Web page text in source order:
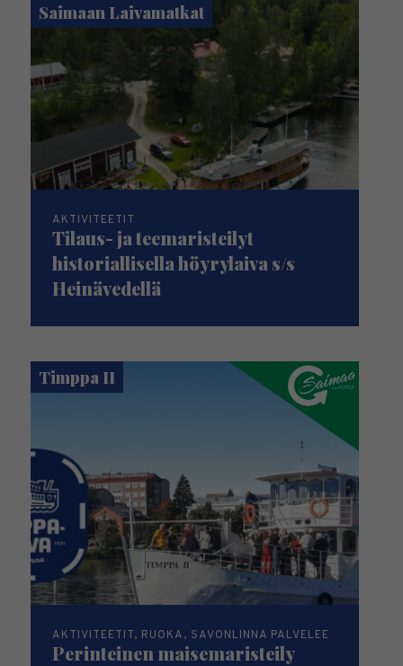
Saimaan Laivamatkat
AKTIVITEETIT
Tilaus- ja teemaristeilyt
historiallisella höyrylaiva s/s
Heinävedellä
Timppa II
AKTIVITEETIT, RUOKA, SAVONLINNA PALVELEE
Perinteinen maisemaristeily